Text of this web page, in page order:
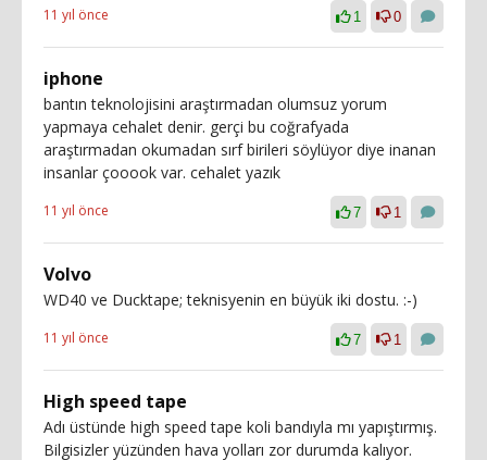
11 yıl önce 1 0
iphone
bantın teknolojisini araştırmadan olumsuz yorum
yapmaya cehalet denir. gerçi bu coğrafyada
araştırmadan okumadan sırf birileri söylüyor diye inanan
insanlar çooook var. cehalet yazık
11 yıl önce 7 1
Volvo
WD40 ve Ducktape; teknisyenin en büyük iki dostu. :-)
11 yıl önce 7 1
High speed tape
Adı üstünde high speed tape koli bandıyla mı yapıştırmış.
Bilgisizler yüzünden hava yolları zor durumda kalıyor.